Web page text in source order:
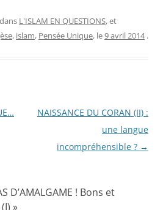
L'ISLAM EN QUESTIONS, et
, islam, Pensée Unique, le9 avril 2014 .
NAISSANCE DU CORAN (II) :
une langue
incompréhensible ? →
D’AMALGAME ! Bons et
»